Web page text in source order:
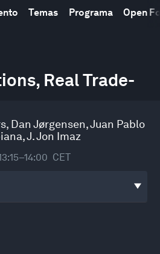
Temas Programa Open
Real Trade-
, Dan Jørgensen,Juan Pablo
,J. Jon Imaz
CET